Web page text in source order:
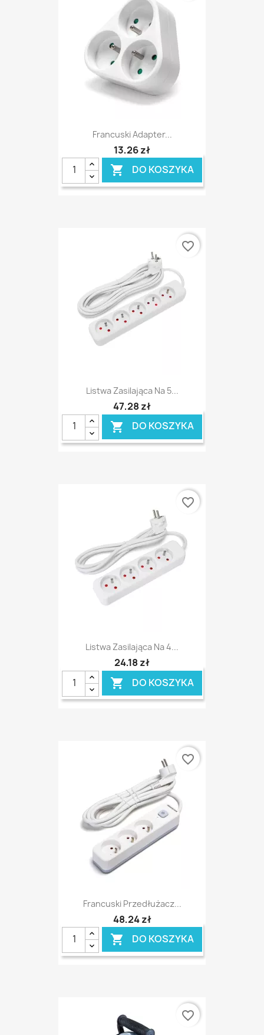
Francuski Adapter...
13,26 zł
 DO KOSZYKA
Listwa Zasilająca Na 5...
47,28 zł
 DO KOSZYKA
favorite_border
Listwa Zasilająca Na 4...
24,18 zł
 DO KOSZYKA
favorite_border
Francuski Przedłużacz...
48,24 zł
 DO KOSZYKA
favorite_border
favorite_border